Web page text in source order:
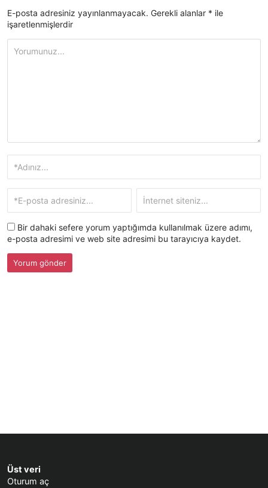
E-posta adresiniz yayınlanmayacak. Gerekli alanlar * ile
işaretlenmişlerdir
Bir dahaki sefere yorum yaptığımda kullanılmak üzere adımı,
e-posta adresimi ve web site adresimi bu tarayıcıya kaydet.
Üst veri
Oturum aç